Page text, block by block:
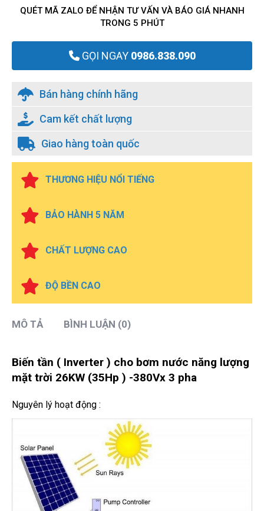
QUÉT MÃ ZALO ĐỂ NHẬN TƯ VẤN VÀ BÁO GIÁ NHANH
TRONG 5 PHÚT
GỌI NGAY0986.838.090
Bán hàng chính hãng
Cam kết chất lượng
Giao hàng toàn quốc
THƯƠNG HIỆU NỔI TIẾNG
BẢO HÀNH 5 NĂM
CHẤT LƯỢNG CAO
ĐỘ BỀN CAO
MÔ TẢ BÌNH LUẬN (0)
Biến tần ( Inverter ) cho bơm nước năng lượng
mặt trời 26KW (35Hp ) -380Vx 3 pha
Nguyên lý hoạt động :